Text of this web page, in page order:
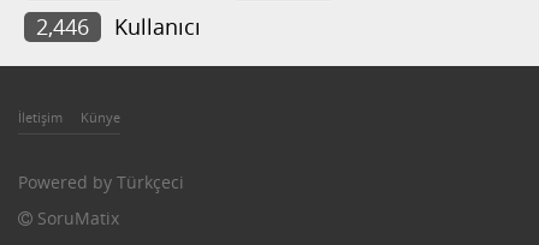
2,446
Kullanıcı
İletişim Künye
Powered by Türkçeci
SoruMatix